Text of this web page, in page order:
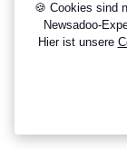
🍪 Cookies sind
Newsadoo-
Hier ist unsere